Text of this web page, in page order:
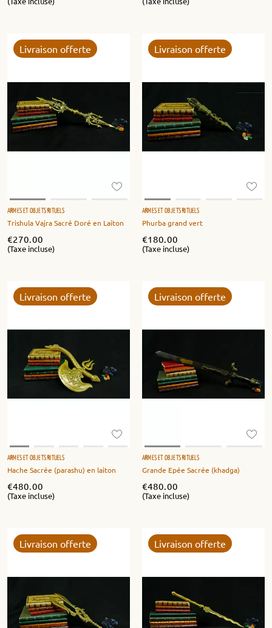
Livraison offerte
ARMES ET OBJETS RITUELS
Trishula Vajra Sacré Doré en Laiton
€270.00
(Taxe incluse)
Livraison offerte
ARMES ET OBJETS RITUELS
Phurba grand vert
€180.00
(Taxe incluse)
Livraison offerte
ARMES ET OBJETS RITUELS
Hache Sacrée (parashu) en laiton
€480.00
(Taxe incluse)
Livraison offerte
ARMES ET OBJETS RITUELS
Grande Epée Sacrée (khadga)
€480.00
(Taxe incluse)
Livraison offerte Livraison offerte